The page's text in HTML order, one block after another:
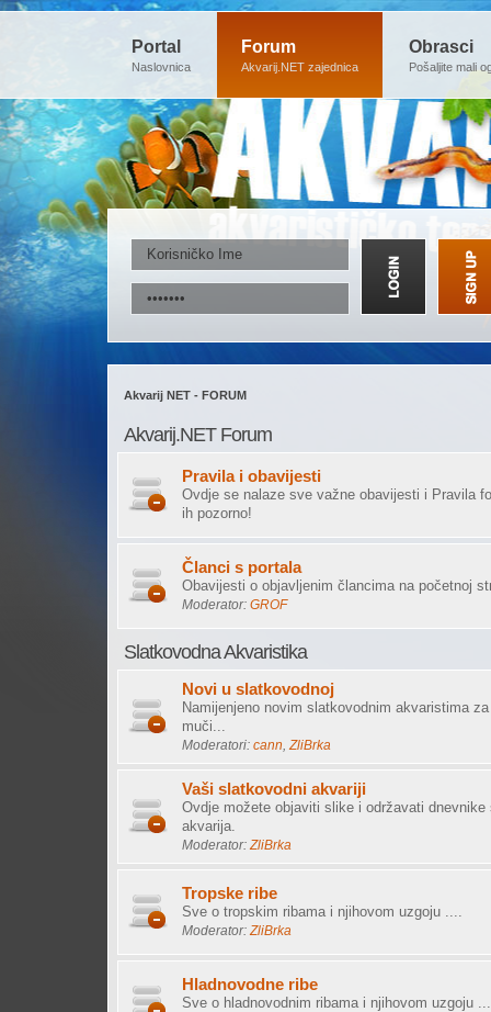
Portal
Naslovnica
Forum
Akvarij.NET zajednica
Obrasci
Pošaljite mali
Akvarij NET - FORUM
Akvarij.NET Forum
Pravila i obavijesti
Ovdje se nalaze sve važne obavijesti i Pravila
ih pozorno!
Članci s portala
Obavijesti o objavljenim člancima na početnoj
Moderator: GROF
Slatkovodna Akvaristika
Novi u slatkovodnoj
Namijenjeno novim slatkovodnim akvaristima
muči...
Moderatori: cann ZliBrka
Vaši slatkovodni akvariji
Ovdje možete objaviti slike i održavati
akvarija.
Moderator: ZliBrka
Tropske ribe
Sve o tropskim ribama i njihovom uzgoju ....
Moderator: ZliBrka
Hladnovodne ribe
Sve o hladnovodnim ribama i njihovom uzgoju